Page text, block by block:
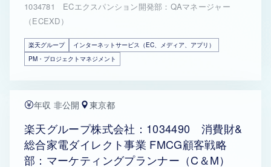
1034781 ECエクスパンション開発部：QAマネージャー
（ECEXD）
楽天グループ
インターネットサービス（EC、メディア、アプリ）
PM・プロジェクトマネジメント
年収 非公開 東京都
楽天グループ株式会社：1034490 消費財&
総合家電ダイレクト事業 FMCG顧客戦略
部：マーケティングプランナー（C＆M）